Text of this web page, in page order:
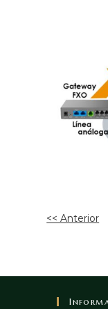
<< Anterior